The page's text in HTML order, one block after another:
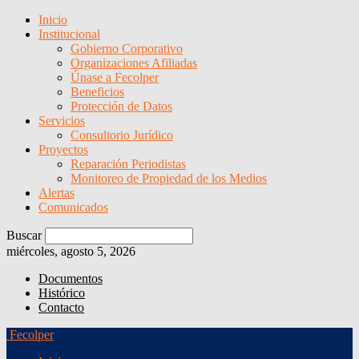
Inicio
Institucional
Gobierno Corporativo
Organizaciones Afiliadas
Únase a Fecolper
Beneficios
Protección de Datos
Servicios
Consultorio Jurídico
Proyectos
Reparación Periodistas
Monitoreo de Propiedad de los Medios
Alertas
Comunicados
Buscar
miércoles, agosto 5, 2026
Documentos
Histórico
Contacto
Fecolper